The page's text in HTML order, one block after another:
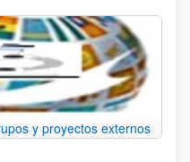
y proyectos externos